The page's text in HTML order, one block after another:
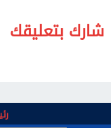
مملوكة للمجني
السحور خلال شهر
وفاته في الحال.
شارك بتعليقك